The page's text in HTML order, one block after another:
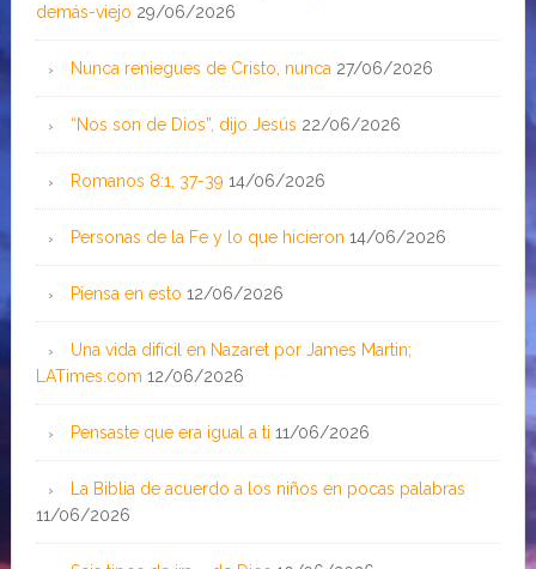
demás-viejo 29/06/2026
Nunca reniegues de Cristo, nunca 27/06/2026
“Nos son de Dios”, dijo Jesús 22/06/2026
Romanos 8:1, 37-39 14/06/2026
Personas de la Fe y lo que hicieron 14/06/2026
Piensa en esto 12/06/2026
Una vida difícil en Nazaret por James Martin;
LATimes.com 12/06/2026
Pensaste que era igual a ti 11/06/2026
La Biblia de acuerdo a los niños en pocas palabras
11/06/2026